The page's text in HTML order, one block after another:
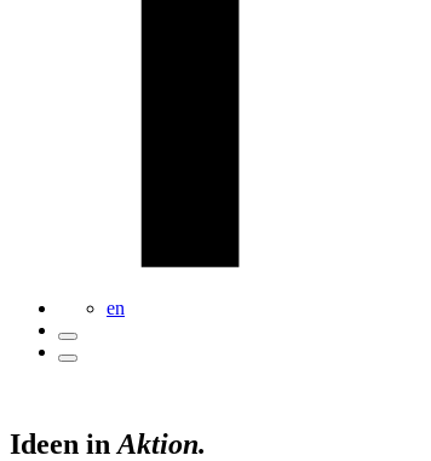
en
Ideen in Aktion.